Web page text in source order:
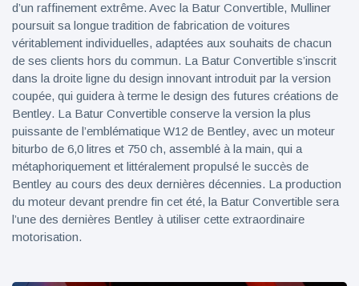
d’un raffinement extrême. Avec la Batur Convertible, Mulliner
poursuit sa longue tradition de fabrication de voitures
véritablement individuelles, adaptées aux souhaits de chacun
de ses clients hors du commun. La Batur Convertible s’inscrit
dans la droite ligne du design innovant introduit par la version
coupée, qui guidera à terme le design des futures créations de
Bentley. La Batur Convertible conserve la version la plus
puissante de l’emblématique W12 de Bentley, avec un moteur
biturbo de 6,0 litres et 750 ch, assemblé à la main, qui a
métaphoriquement et littéralement propulsé le succès de
Bentley au cours des deux dernières décennies. La production
du moteur devant prendre fin cet été, la Batur Convertible sera
l’une des dernières Bentley à utiliser cette extraordinaire
motorisation.